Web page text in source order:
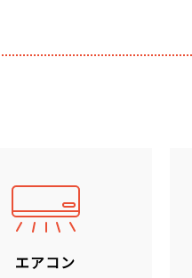
エアコン